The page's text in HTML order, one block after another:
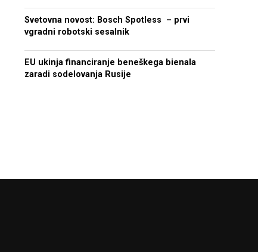
Svetovna novost: Bosch Spotless – prvi
vgradni robotski sesalnik
EU ukinja financiranje beneškega bienala
zaradi sodelovanja Rusije